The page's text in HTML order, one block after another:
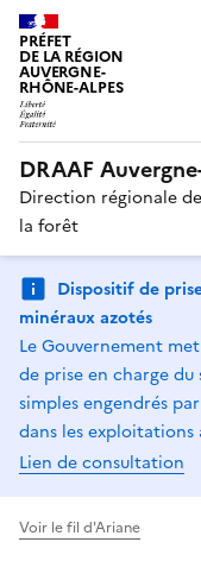
PRÉFET
DE LA RÉGION
AUVERGNE-
RHÔNE-ALPES
DRAAF
Direction régionale
la forêt
Dispositif de
minéraux azotés
Le Gouvernement
de prise en charge du
simples engendrés
dans les exploitations
Lien de consultation
Voir le fil d'Ariane